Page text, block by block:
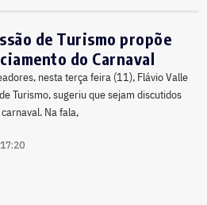
de Turismo propõe
do Carnaval
nesta terça feira (11), Flávio Valle
Turismo, sugeriu que sejam discutidos
Na fala,